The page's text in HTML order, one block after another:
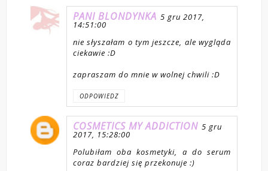
PANI BLONDYNKA 5 gru 2017,
14:51:00
nie słyszałam o tym jeszcze, ale wygląda
ciekawie :D
zapraszam do mnie w wolnej chwili :D
ODPOWIEDZ
COSMETICS MY ADDICTION 5 gru
2017, 15:28:00
Polubiłam oba kosmetyki, a do serum
coraz bardziej się przekonuje :)